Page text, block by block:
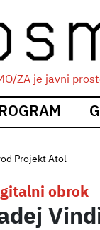
ZA je javni
Projekt Atol
obrok